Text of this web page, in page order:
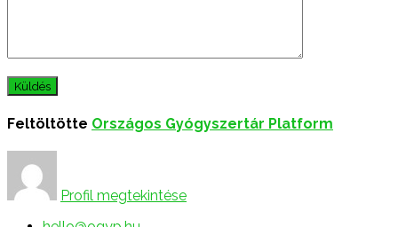
Feltöltötte Országos Gyógyszertár Platform
Profil megtekintése